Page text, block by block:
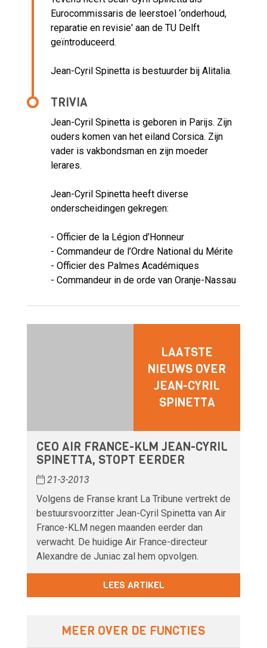
Eurocommissaris de leerstoel ‘onderhoud,
reparatie en revisie' aan de TU Delft
geïntroduceerd.
Jean-Cyril Spinetta is bestuurder bij Alitalia.
TRIVIA
Jean-Cyril Spinetta is geboren in Parijs. Zijn
ouders komen van het eiland Corsica. Zijn
vader is vakbondsman en zijn moeder
lerares.
Jean-Cyril Spinetta heeft diverse
onderscheidingen gekregen:
- Officier de la Légion d’Honneur
- Commandeur de l’Ordre National du Mérite
- Officier des Palmes Académiques
- Commandeur in de orde van Oranje-Nassau
LAATSTE
NIEUWS OVER
JEAN-CYRIL
SPINETTA
CEO AIR FRANCE-KLM JEAN-CYRIL
SPINETTA, STOPT EERDER
21-3-2013
Volgens de Franse krant La Tribune vertrekt de
bestuursvoorzitter Jean-Cyril Spinetta van Air
France-KLM negen maanden eerder dan
verwacht. De huidige Air France-directeur
Alexandre de Juniac zal hem opvolgen.
LEES ARTIKEL
MEER OVER DE FUNCTIES